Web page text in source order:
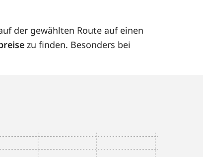
der gewählten Route auf einen
zu finden. Besonders bei